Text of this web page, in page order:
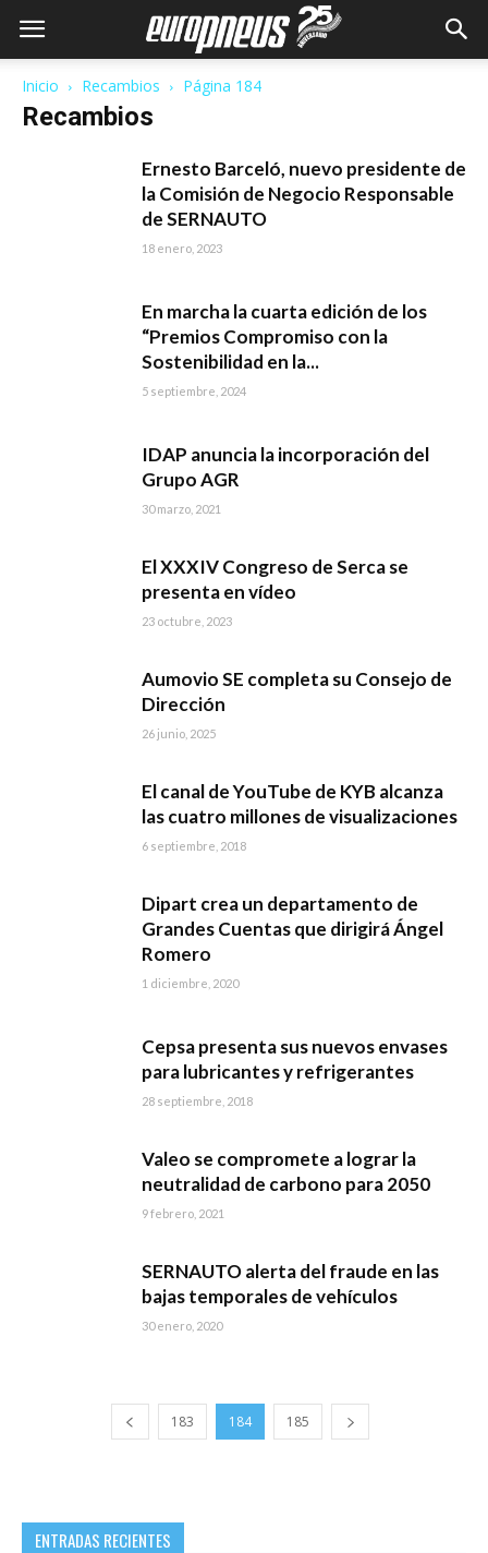
Inicio Recambios Página 184
Recambios
Ernesto Barceló, nuevo presidente de
la Comisión de Negocio Responsable
de SERNAUTO
18 enero, 2023
En marcha la cuarta edición de los
“Premios Compromiso con la
Sostenibilidad en la...
5 septiembre, 2024
IDAP anuncia la incorporación del
Grupo AGR
30 marzo, 2021
El XXXIV Congreso de Serca se
presenta en vídeo
23 octubre, 2023
Aumovio SE completa su Consejo de
Dirección
26 junio, 2025
El canal de YouTube de KYB alcanza
las cuatro millones de visualizaciones
6 septiembre, 2018
Dipart crea un departamento de
Grandes Cuentas que dirigirá Ángel
Romero
1 diciembre, 2020
Cepsa presenta sus nuevos envases
para lubricantes y refrigerantes
28 septiembre, 2018
Valeo se compromete a lograr la
neutralidad de carbono para 2050
9 febrero, 2021
SERNAUTO alerta del fraude en las
bajas temporales de vehículos
30 enero, 2020
183 184 185
ENTRADAS RECIENTES